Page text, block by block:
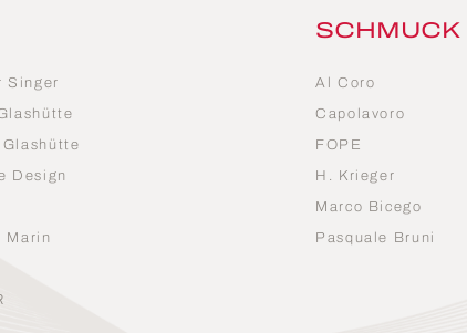
Singer
Glashütte
Design
Marin
SCHMUCK
Al Coro
Capolavoro
FOPE
H. Krieger
Marco Bicego
Pasquale Bruni